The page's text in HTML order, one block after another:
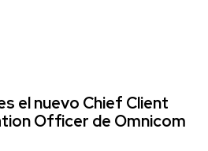
el nuevo Chief Client
Officer de Omnicom